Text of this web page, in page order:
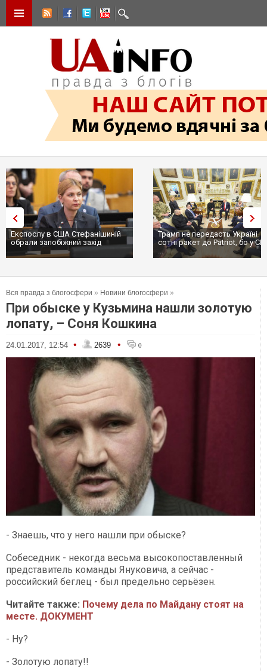
Експослу в США Стефанішиній
обрали запобіжний захід
Трамп не передасть Україні
сотні ракет до Patriot, бо у
...
Вся правда з блогосфери » Новини блогосфери »
При обыске у Кузьмина нашли золотую
лопату, – Соня Кошкина
24.01.2017, 12:54 • 2639 • 0
- Знаешь, что у него нашли при обыске?
Собеседник - некогда весьма высокопоставленный
представитель команды Януковича, а сейчас -
российский беглец - был предельно серьёзен.
Читайте также: Почему дела по Майдану стоят на
месте. ДОКУМЕНТ
- Ну?
- Золотую лопату!!